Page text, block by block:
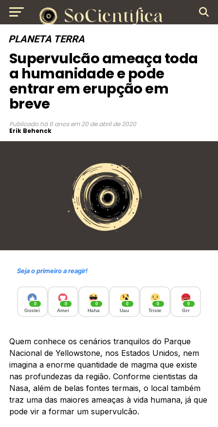
PLANETA TERRA
Supervulcão ameaça toda
a humanidade e pode
entrar em erupção em
breve
Publicado há 6 anos em 20 de abril de 2020
Erik Behenck
Seja o primeiro a reagir!
0
Gostei
0
Amei
0
Haha
0
Uau
0
Triste
0
Grr
Quem conhece os cenários tranquilos do Parque
Nacional de Yellowstone, nos Estados Unidos, nem
imagina a enorme quantidade de magma que existe
nas profundezas da região. Conforme cientistas da
Nasa, além de belas fontes termais, o local também
traz uma das maiores ameaças à vida humana, já que
pode vir a formar um supervulcão.